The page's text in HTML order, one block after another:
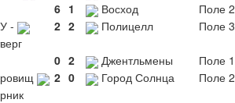
6 1 Восход
Поле 2
-
2 2 Полицелл
Поле 3
0 2 Джентльмены
Поле 1
2 0 Город Солнца
Поле 2